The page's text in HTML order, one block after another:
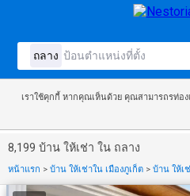
เราใช้คุกกี้ หากคุณเห็นด้วย คุณสามารถรท่อง
8,199 บ้าน ให้เช่า ใน ถลาง
หน้าแรก > บ้าน ให้เช่าใน เมืองภูเก็ต > บ้าน ให้เ